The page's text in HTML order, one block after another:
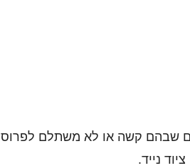
שבהם קשה או לא משתלם לפרוס
נייד.